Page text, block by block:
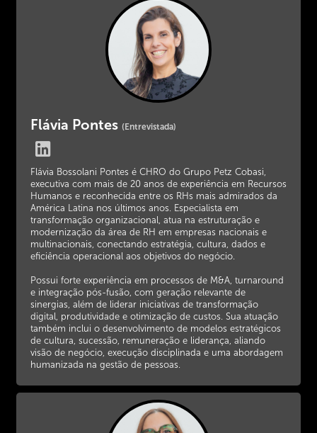
Flávia Pontes (Entrevistada)
Flávia Bossolani Pontes é CHRO do Grupo Petz Cobasi,
executiva com mais de 20 anos de experiência em Recursos
Humanos e reconhecida entre os RHs mais admirados da
América Latina nos últimos anos. Especialista em
transformação organizacional, atua na estruturação e
modernização da área de RH em empresas nacionais e
multinacionais, conectando estratégia, cultura, dados e
eficiência operacional aos objetivos do negócio.
Possui forte experiência em processos de M&A, turnaround
e integração pós-fusão, com geração relevante de
sinergias, além de liderar iniciativas de transformação
digital, produtividade e otimização de custos. Sua atuação
também inclui o desenvolvimento de modelos estratégicos
de cultura, sucessão, remuneração e liderança, aliando
visão de negócio, execução disciplinada e uma abordagem
humanizada na gestão de pessoas.